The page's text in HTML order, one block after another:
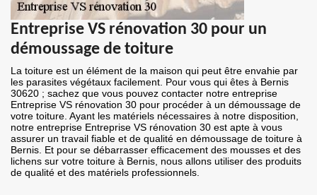
Entreprise VS rénovation 30 pour un
démoussage de toiture
La toiture est un élément de la maison qui peut être envahie par
les parasites végétaux facilement. Pour vous qui êtes à Bernis
30620 ; sachez que vous pouvez contacter notre entreprise
Entreprise VS rénovation 30 pour procéder à un démoussage de
votre toiture. Ayant les matériels nécessaires à notre disposition,
notre entreprise Entreprise VS rénovation 30 est apte à vous
assurer un travail fiable et de qualité en démoussage de toiture à
Bernis. Et pour se débarrasser efficacement des mousses et des
lichens sur votre toiture à Bernis, nous allons utiliser des produits
de qualité et des matériels professionnels.